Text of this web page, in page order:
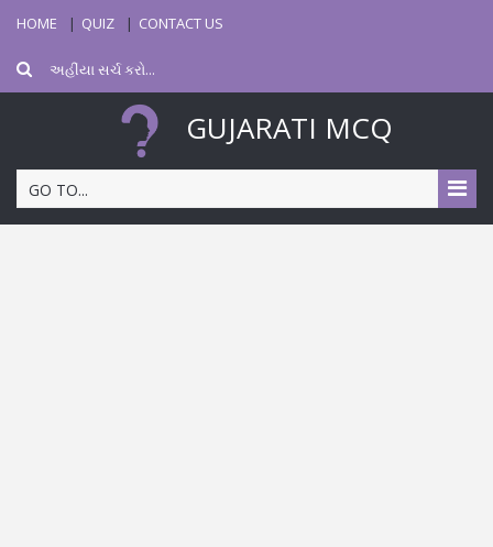
HOME QUIZ CONTACT US
GUJARATI MCQ
GO TO...